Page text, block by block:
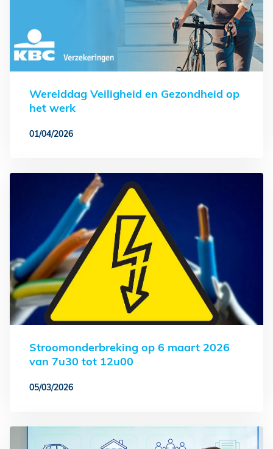
Werelddag Veiligheid en Gezondheid op
het werk
01/04/2026
Stroomonderbreking op 6 maart 2026
van 7u30 tot 12u00
05/03/2026